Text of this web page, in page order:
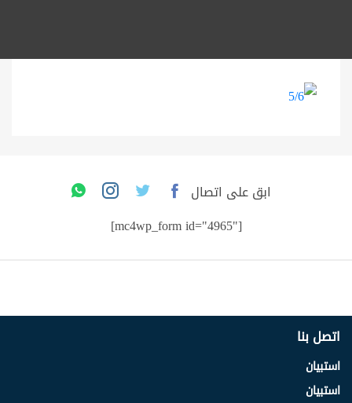
ابق على اتصال
[mc4wp_form id="4965"]
اتصل بنا
استبيان
استبيان